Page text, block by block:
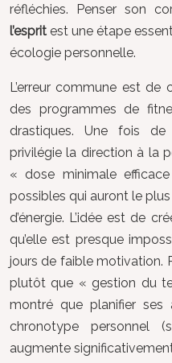
réfléchies. Penser son
l’esprit est une étape
écologie personnelle.
L’erreur commune est de
des programmes de
drastiques. Une fois de
privilégie la direction à la
« dose minimale
possibles qui auront le
d’énergie. L’idée est de
qu’elle est presque
jours de faible motivation.
plutôt que « gestion du
montré que planifier
chronotype personnel
augmente